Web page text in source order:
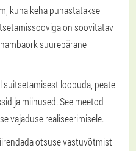
kuna keha puhastatakse
on soovitatav
suurepärane
loobuda, peate
ja miinused. See meetod
vajaduse realiseerimisele.
otsuse vastuvõtmist